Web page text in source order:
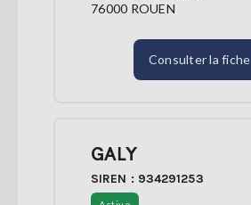
76000 ROUEN
Consulter la fiche
GALY
SIREN : 934291253